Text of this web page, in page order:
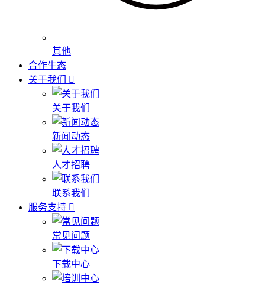
其他
合作生态
关于我们
关于我们
新闻动态
人才招聘
联系我们
服务支持
常见问题
下载中心